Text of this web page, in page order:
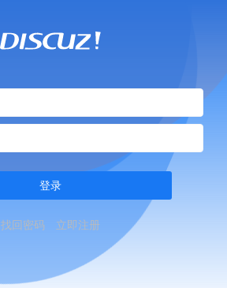
登录
找回密码 立即注册